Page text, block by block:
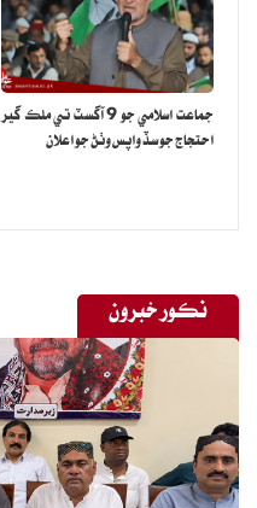
جماعت اسلامي جو 9 آگسٽ تي ملڪ گير
احتجاج جو سڏ واپس وٺڻ جو اعلان
نڪور خبرون